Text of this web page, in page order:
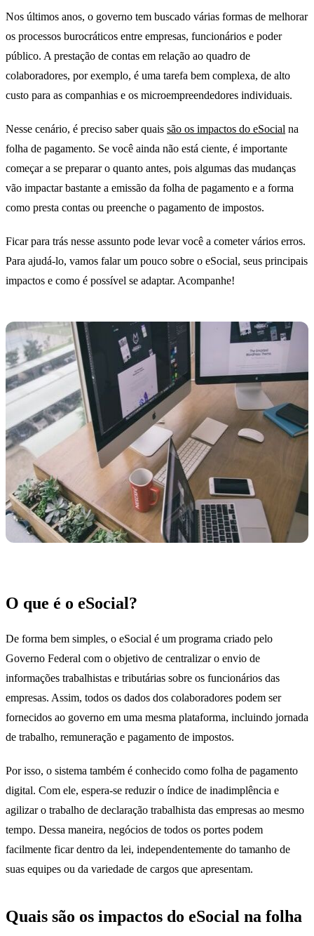
Nos últimos anos, o governo tem buscado várias formas de melhorar
os processos burocráticos entre empresas, funcionários e poder
público. A prestação de contas em relação ao quadro de
colaboradores, por exemplo, é uma tarefa bem complexa, de alto
custo para as companhias e os microempreendedores individuais.
Nesse cenário, é preciso saber quais são os impactos do eSocial na
folha de pagamento. Se você ainda não está ciente, é importante
começar a se preparar o quanto antes, pois algumas das mudanças
vão impactar bastante a emissão da folha de pagamento e a forma
como presta contas ou preenche o pagamento de impostos.
Ficar para trás nesse assunto pode levar você a cometer vários erros.
Para ajudá-lo, vamos falar um pouco sobre o eSocial, seus principais
impactos e como é possível se adaptar. Acompanhe!
O que é o eSocial?
De forma bem simples, o eSocial é um programa criado pelo
Governo Federal com o objetivo de centralizar o envio de
informações trabalhistas e tributárias sobre os funcionários das
empresas. Assim, todos os dados dos colaboradores podem ser
fornecidos ao governo em uma mesma plataforma, incluindo jornada
de trabalho, remuneração e pagamento de impostos.
Por isso, o sistema também é conhecido como folha de pagamento
digital. Com ele, espera-se reduzir o índice de inadimplência e
agilizar o trabalho de declaração trabalhista das empresas ao mesmo
tempo. Dessa maneira, negócios de todos os portes podem
facilmente ficar dentro da lei, independentemente do tamanho de
suas equipes ou da variedade de cargos que apresentam.
Quais são os impactos do eSocial na folha